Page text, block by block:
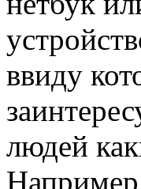
ввиду
людей